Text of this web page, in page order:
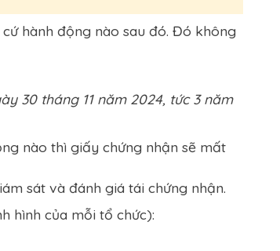
hành động nào sau đó. Đó không
30 tháng 11 năm 2024, tức 3 năm
nào thì giấy chứng nhận sẽ mất
sát và đánh giá tái chứng nhận.
hình của mỗi tổ chức):